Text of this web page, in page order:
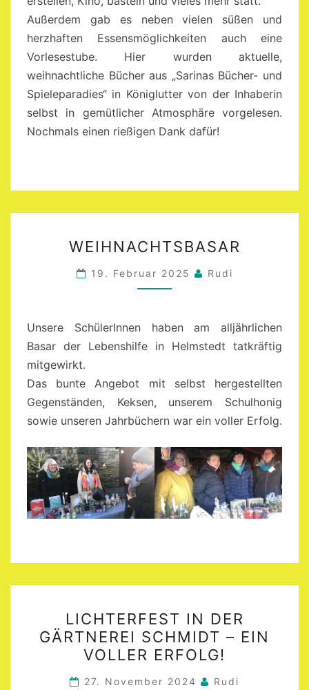
Außerdem gab es neben vielen süßen und
herzhaften Essensmöglichkeiten auch eine
Vorlesestube. Hier wurden aktuelle,
weihnachtliche Bücher aus „Sarinas Bücher- und
Spieleparadies“ in Königlutter von der Inhaberin
selbst in gemütlicher Atmosphäre vorgelesen.
Nochmals einen rießigen Dank dafür!
WEIHNACHTSBASAR
19. Februar 2025 Rudi
Unsere SchülerInnen haben am alljährlichen
Basar der Lebenshilfe in Helmstedt tatkräftig
mitgewirkt.
Das bunte Angebot mit selbst hergestellten
Gegenständen, Keksen, unserem Schulhonig
sowie unseren Jahrbüchern war ein voller Erfolg.
IN
DER
GÄRTNEREI
SCHMIDT
LICHTERFEST IN DER
GÄRTNEREI SCHMIDT – EIN
VOLLER ERFOLG!
27. November 2024 Rudi